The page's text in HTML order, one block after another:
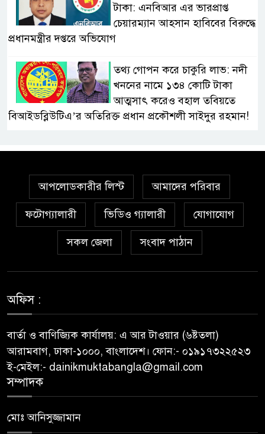
টাকা: এনবিআর এর ভারপ্রাপ্ত
চেয়ারম্যান আহসান হাবিবের বিরুদ্ধে
প্রধানমন্ত্রীর দপ্তরে অভিযোগ
তথ্য গোপন করে চাকুরি লাভ: নদী
খননের নামে ১৩৪ কোটি টাকা
আত্মসাৎ করেও বহাল তবিয়তে
বিআইডব্লিউটিএ’র অতিরিক্ত প্রধান প্রকৌশলী সাইদুর রহমান!
তোয়াক্কা করছেন না চুক্তিভিত্তিক
বিআইডব্লিউটিএর সহকারী সমন্বয়
কর্মকর্তা আহসান হাবীবের বিরুদ্ধে
কোটি কোটি টাকার অবৈধ সম্পদ
অর্জনের অভিযোগ!
দেহভোগ: অতিরিক্ত ডিআইজি
জহিরুলের বিরুদ্ধে গ্রেপ্তারি পরোয়ানা
স্বাস্থ্য মন্ত্রণালয়ের কাঁধে দুর্নীতির ভুত:
রাজশাহী মেডিকেল বিশ্ববিদ্যালয়
প্রকল্পের টেন্ডারের ফাইল!
আপলোডকারীর লিস্ট আমাদের পরিবার
ফটোগ্যালারী ভিডিও গ্যালারী যোগাযোগ
সকল জেলা সংবাদ পাঠান
অফিস :
বার্তা ও বাণিজ্যিক কার্যালয়: এ আর টাওয়ার (৬ষ্টতলা)
আরামবাগ, ঢাকা-১০০০, বাংলাদেশ। ফোন:- ০১৯১৭৩২২৫২৩
ই-মেইল:- dainikmuktabangla@gmail.com
সম্পাদক
মোঃ আনিসুজ্জামান